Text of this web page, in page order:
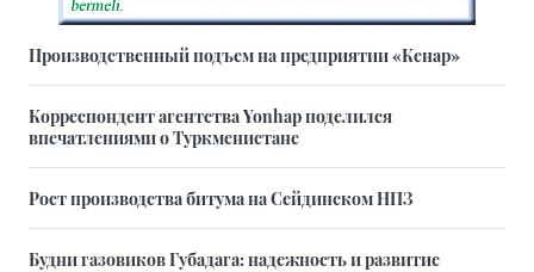
Производственный подъем на предприятии «Кенар»
Корреспондент агентства Yonhap поделился
впечатлениями о Туркменистане
Рост производства битума на Сейдинском НПЗ
Будни газовиков Губадага: надежность и развитие